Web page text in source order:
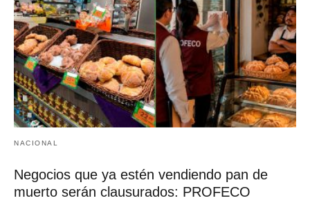
NACIONAL
Negocios que ya estén vendiendo pan de
muerto serán clausurados: PROFECO